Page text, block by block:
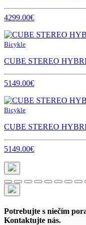
4299.00€
Bicykle
CUBE STEREO
5149.00€
Bicykle
CUBE STEREO
5149.00€
Potrebujte s niečím
Kontaktujte nás.